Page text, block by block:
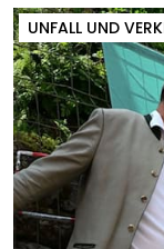
UNFALL UND